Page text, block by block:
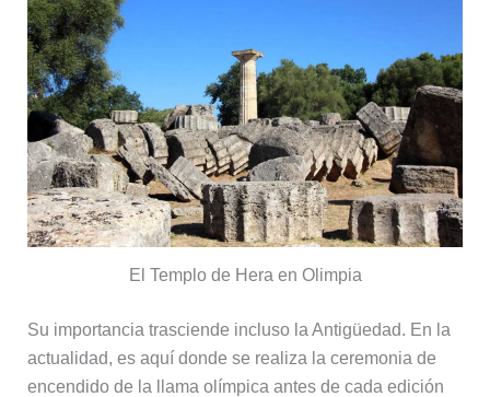
El Templo de Hera en Olimpia
Su importancia trasciende incluso la Antigüedad. En la
actualidad, es aquí donde se realiza la ceremonia de
encendido de la llama olímpica antes de cada edición